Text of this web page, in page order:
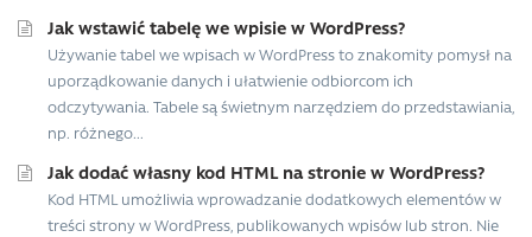
Jak wstawić tabelę we wpisie w WordPress?
Używanie tabel we wpisach w WordPress to znakomity pomysł na
uporządkowanie danych i ułatwienie odbiorcom ich
odczytywania. Tabele są świetnym narzędziem do przedstawiania,
np. różnego...
Jak dodać własny kod HTML na stronie w WordPress?
Kod HTML umożliwia wprowadzanie dodatkowych elementów w
treści strony w WordPress, publikowanych wpisów lub stron. Nie